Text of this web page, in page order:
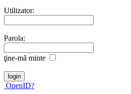
Utilizator:
Parola:
ţine-mã minte
OpenID?